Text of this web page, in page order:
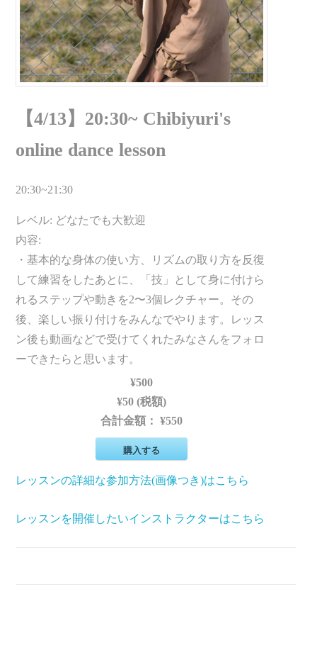
【4/13】20:30~ Chibiyuri's
online dance lesson
20:30~21:30
レベル: どなたでも大歓迎
内容:
・基本的な身体の使い方、リズムの取り方を反復
して練習をしたあとに、「技」として身に付けら
れるステップや動きを2〜3個レクチャー。その
後、楽しい振り付けをみんなでやります。レッス
ン後も動画などで受けてくれたみなさんをフォロ
ーできたらと思います。
¥500
¥50 (税額)
合計金額：¥550
購入する
レッスンの詳細な参加方法(画像つき)はこちら
レッスンを開催したいインストラクターはこちら